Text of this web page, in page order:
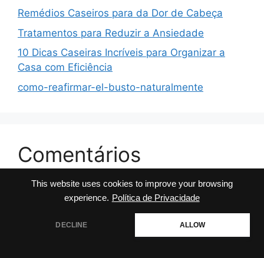
This website uses cookies to improve your browsing
experience. Política de Privacidade
DECLINE ALLOW
Remédios Caseiros para da Dor de Cabeça
Tratamentos para Reduzir a Ansiedade
10 Dicas Caseiras Incríveis para Organizar a
Casa com Eficiência
como-reafirmar-el-busto-naturalmente
Comentários
No comments to show.
• Built withGeneratePress